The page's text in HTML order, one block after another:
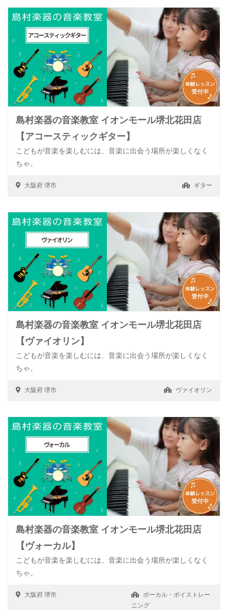
島村楽器の音楽教室 イオンモール堺北花田店
【アコースティックギター】
こどもが音楽を楽しむには、音楽に出会う場所が楽しくなく
ちゃ。
大阪府 堺市 ギター
島村楽器の音楽教室 イオンモール堺北花田店
【ヴァイオリン】
こどもが音楽を楽しむには、音楽に出会う場所が楽しくなく
ちゃ。
大阪府 堺市 ヴァイオリン
島村楽器の音楽教室 イオンモール堺北花田店
【ヴォーカル】
こどもが音楽を楽しむには、音楽に出会う場所が楽しくなく
ちゃ。
大阪府 堺市
ボーカル・ボイストレー
ニング